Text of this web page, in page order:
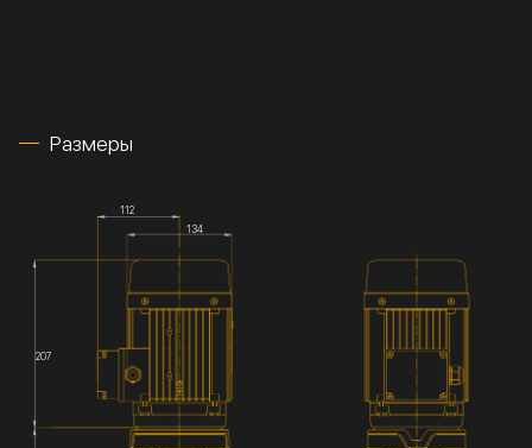
Размеры
112
134
207